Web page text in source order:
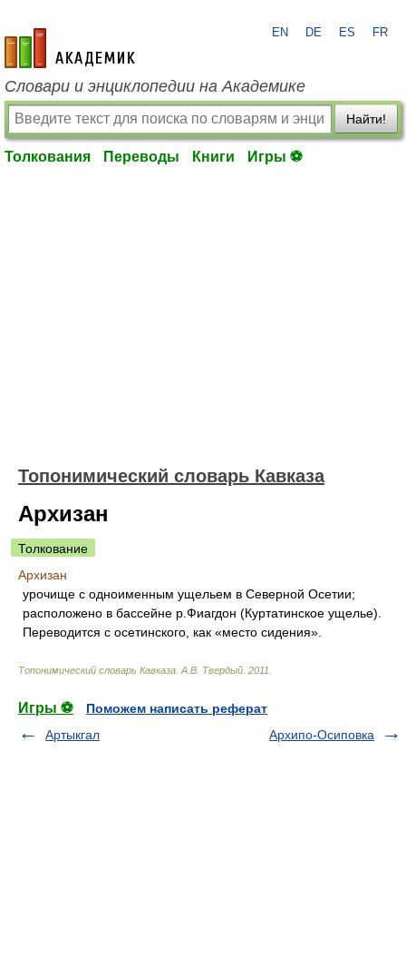
academic.ru
EN DE ES FR
Словари и энциклопедии на Академике
Найти!
Толкования Переводы Книги Игры ⚽
Топонимический словарь Кавказа
Архизан
Толкование
Архизан
урочище с одноименным ущельем в Северной Осетии;
расположено в бассейне р.Фиагдон (Куртатинское ущелье).
Переводится с осетинского, как «место сидения».
Топонимический словарь Кавказа А.В. Твердый 2011
Игры ⚽
Поможем написать реферат
Артыкгал
Архипо-Осиповка